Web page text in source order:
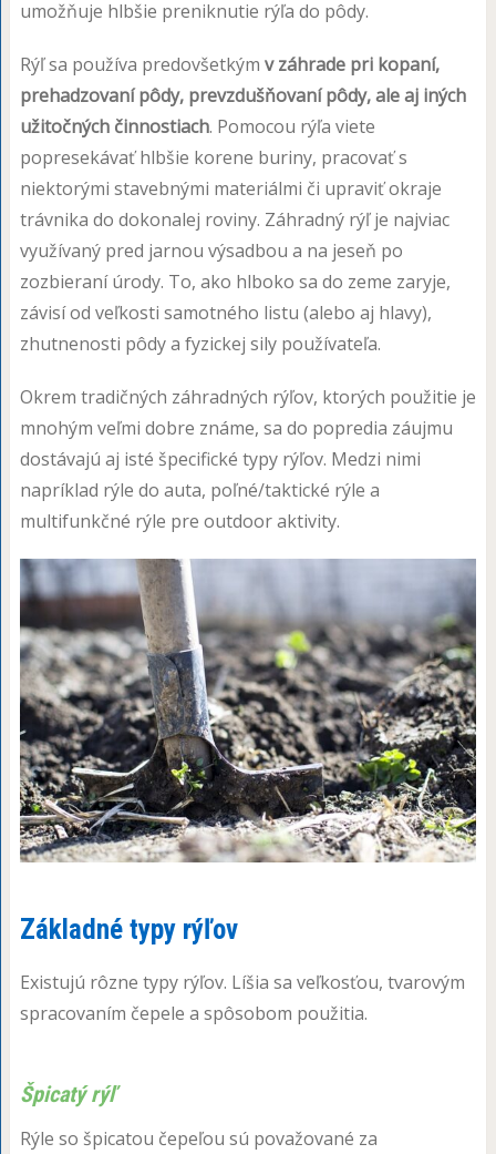
umožňuje hlbšie preniknutie rýľa do pôdy.
Rýľ sa používa predovšetkým v záhrade pri kopaní,
prehadzovaní pôdy, prevzdušňovaní pôdy, ale aj iných
užitočných činnostiach. Pomocou rýľa viete
popresekávať hlbšie korene buriny, pracovať s
niektorými stavebnými materiálmi či upraviť okraje
trávnika do dokonalej roviny. Záhradný rýľ je najviac
využívaný pred jarnou výsadbou a na jeseň po
zozbieraní úrody. To, ako hlboko sa do zeme zaryje,
závisí od veľkosti samotného listu (alebo aj hlavy),
zhutnenosti pôdy a fyzickej sily používateľa.
Okrem tradičných záhradných rýľov, ktorých použitie je
mnohým veľmi dobre známe, sa do popredia záujmu
dostávajú aj isté špecifické typy rýľov. Medzi nimi
napríklad rýle do auta, poľné/taktické rýle a
multifunkčné rýle pre outdoor aktivity.
Základné typy rýľov
Existujú rôzne typy rýľov. Líšia sa veľkosťou, tvarovým
spracovaním čepele a spôsobom použitia.
Špicatý rýľ
Rýle so špicatou čepeľou sú považované za